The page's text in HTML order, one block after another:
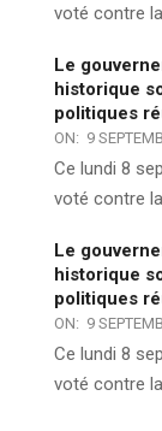
voté contre
Le
historique
politiques
ON: 9
Ce lundi 8
voté contre
Le
historique
politiques
ON: 9
Ce lundi 8
voté contre